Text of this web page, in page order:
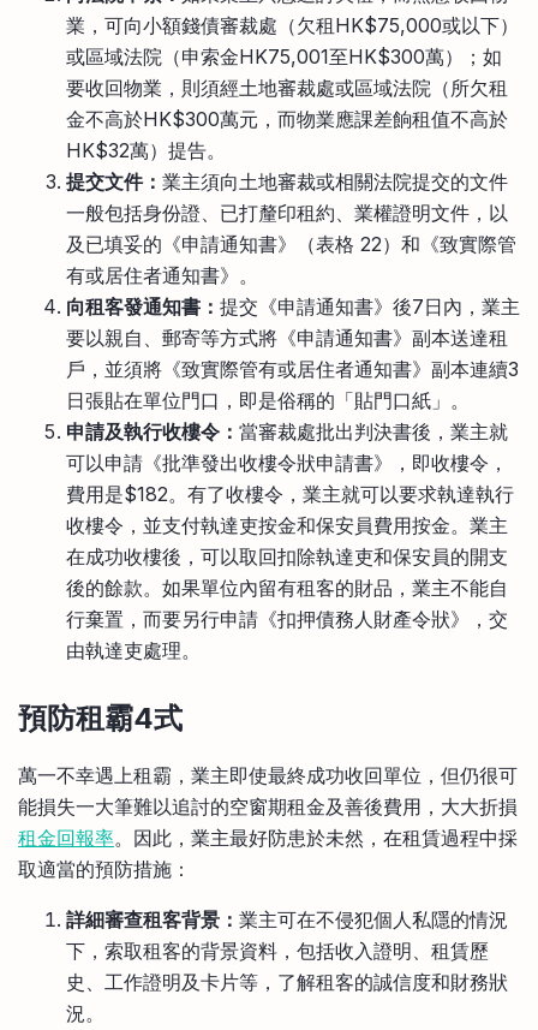
業，可向小額錢債審裁處（欠租HK$75,000或以下）
或區域法院（申索金HK75,001至HK$300萬）；如
要收回物業，則須經土地審裁處或區域法院（所欠租
金不高於HK$300萬元，而物業應課差餉租值不高於
HK$32萬）提告。
提交文件： 業主須向土地審裁或相關法院提交的文件
一般包括身份證、已打釐印租約、業權證明文件，以
及已填妥的《申請通知書》（表格 22）和《致實際管
有或居住者通知書》。
向租客發通知書： 提交《申請通知書》後7日內，業主
要以親自、郵寄等方式將《申請通知書》副本送達租
戶，並須將《致實際管有或居住者通知書》副本連續3
日張貼在單位門口，即是俗稱的「貼門口紙」。
申請及執行收樓令： 當審裁處批出判決書後，業主就
可以申請《批準發出收樓令狀申請書》，即收樓令，
費用是$182。有了收樓令，業主就可以要求執達執行
收樓令，並支付執達吏按金和保安員費用按金。業主
在成功收樓後，可以取回扣除執達吏和保安員的開支
後的餘款。如果單位內留有租客的財品，業主不能自
行棄置，而要另行申請《扣押債務人財產令狀》，交
由執達吏處理。
預防租霸4式
萬一不幸遇上租霸，業主即使最終成功收回單位，但仍很可
能損失一大筆難以追討的空窗期租金及善後費用，大大折損
租金回報率。因此，業主最好防患於未然，在租賃過程中採
取適當的預防措施：
詳細審查租客背景： 業主可在不侵犯個人私隱的情況
下，索取租客的背景資料，包括收入證明、租賃歷
史、工作證明及卡片等，了解租客的誠信度和財務狀
況。